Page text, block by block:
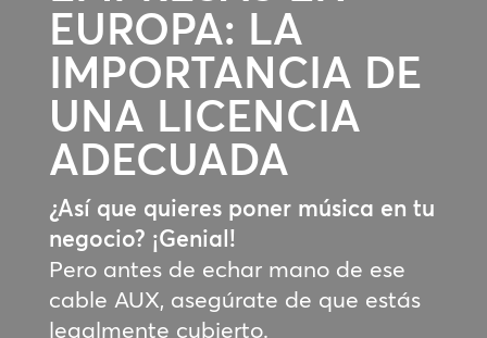
EUROPA: LA
IMPORTANCIA DE
UNA LICENCIA
ADECUADA
¿Así que quieres poner música en tu
negocio? ¡Genial!
Pero antes de echar mano de ese
cable AUX, asegúrate de que estás
legalmente cubierto.